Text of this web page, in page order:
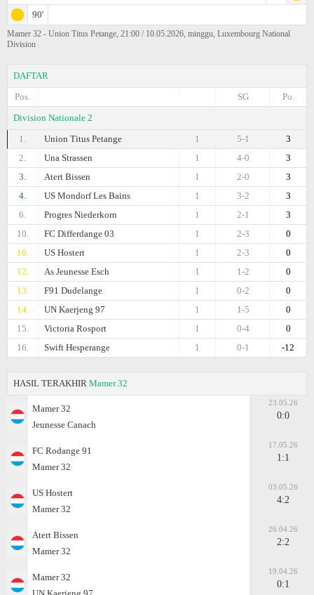
90'
Mamer 32 - Union Titus Petange, 21:00 / 10.05.2026, minggu, Luxembourg National
Division
DAFTAR
Pos.
Po.
SG
Division Nationale 2
1.
Union Titus Petange 3
5-1
1
2.
Una Strassen 3
4-0
1
3.
Atert Bissen 3
2-0
1
4.
US Mondorf Les Bains 3
3-2
1
6.
Progres Niederkorn 3
2-1
1
10.
FC Differdange 03 0
2-3
1
10.
US Hostert 0
2-3
1
12.
As Jeunesse Esch 0
1-2
1
13.
F91 Dudelange 0
0-2
1
14.
UN Kaerjeng 97 0
1-5
1
15.
Victoria Rosport 0
0-4
1
16.
Swift Hesperange -12
0-1
1
HASIL TERAKHIR Mamer 32
Mamer 32
Jeunesse Canach
23.05.26
0:0
FC Rodange 91
Mamer 32
17.05.26
1:1
US Hostert
Mamer 32
03.05.26
4:2
Atert Bissen
Mamer 32
26.04.26
2:2
Mamer 32
19.04.26
0:1